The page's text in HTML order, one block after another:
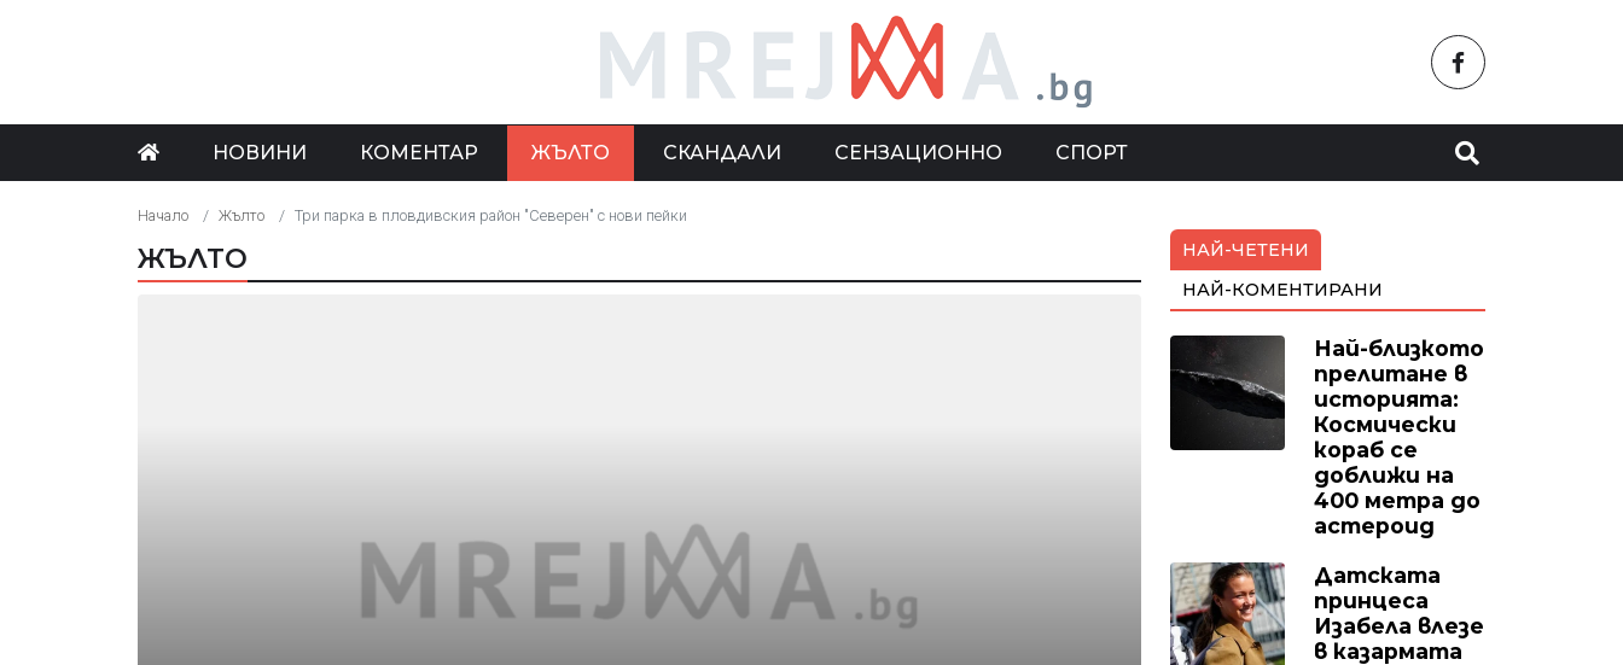
НОВИНИ КОМЕНТАР ЖЪЛТО СКАНДАЛИ СЕНЗАЦИОННО СПОРТ
Начало Жълто Три парка в пловдивския район "Северен" с нови пейки
ЖЪЛТО
НАЙ-ЧЕТЕНИ
НАЙ-КОМЕНТИРАНИ
Най-близкото
прелитане в
историята:
Космически
кораб се
доближи на
400 метра до
астероид
Датската
принцеса
Изабела влезе
в казармата